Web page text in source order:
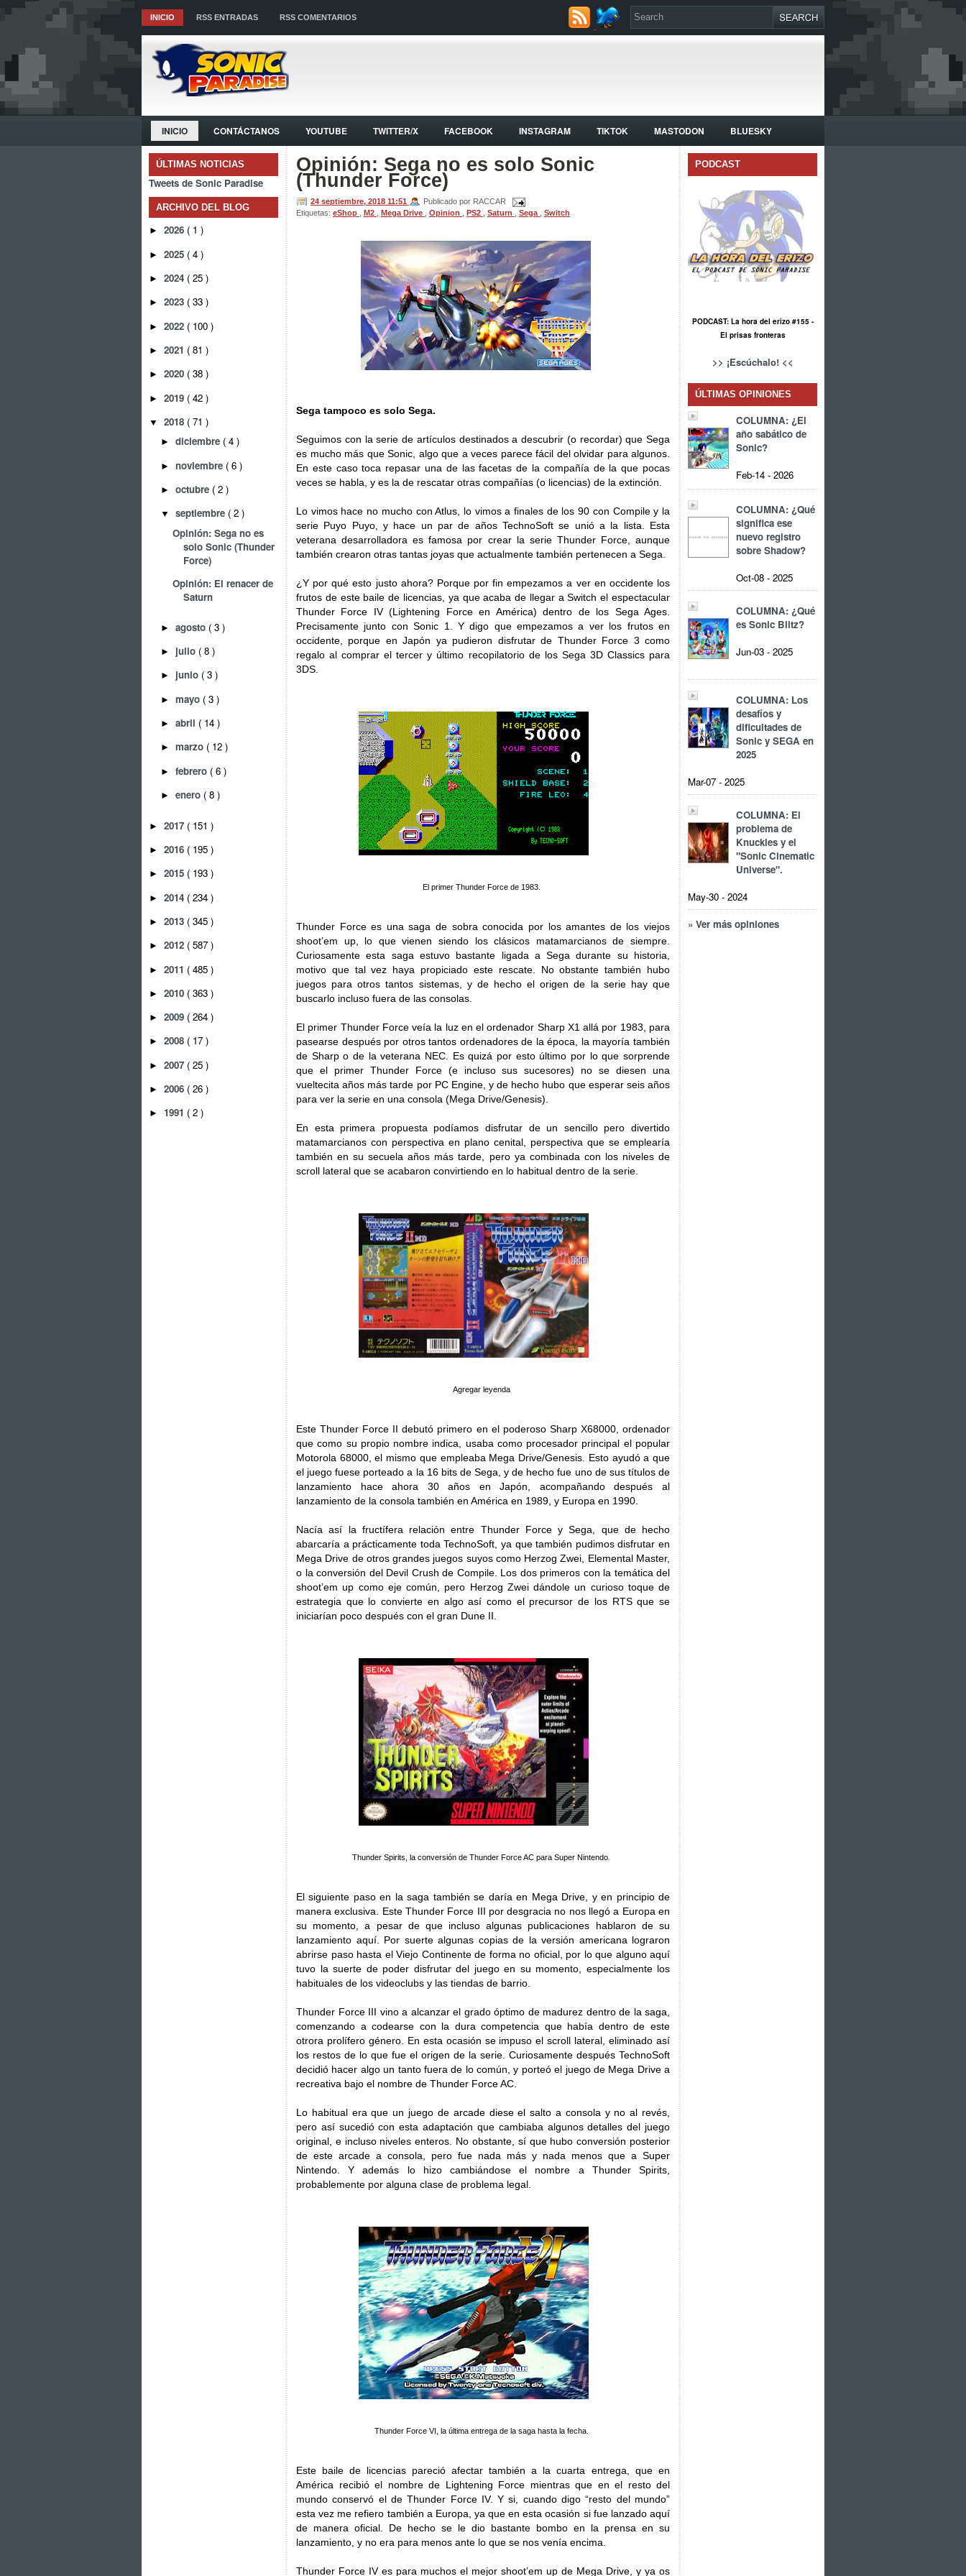
INICIO RSS ENTRADAS RSS COMENTARIOS
INICIO CONTÁCTANOS YOUTUBE TWITTER/X FACEBOOK INSTAGRAM TIKTOK MASTODON BLUESKY
ÚLTIMAS NOTICIAS
Tweets de Sonic Paradise
ARCHIVO DEL BLOG
► 2026 ( 1 )
► 2025 ( 4 )
► 2024 ( 25 )
► 2023 ( 33 )
► 2022 ( 100 )
► 2021 ( 81 )
► 2020 ( 38 )
► 2019 ( 42 )
▼ 2018 ( 71 )
► diciembre ( 4 )
► noviembre ( 6 )
► octubre ( 2 )
▼ septiembre ( 2 )
Opinión: Sega no es
solo Sonic (Thunder
Force)
Opinión: El renacer de
Saturn
► agosto ( 3 )
► julio ( 8 )
► junio ( 3 )
► mayo ( 3 )
► abril ( 14 )
► marzo ( 12 )
► febrero ( 6 )
► enero ( 8 )
► 2017 ( 151 )
► 2016 ( 195 )
► 2015 ( 193 )
► 2014 ( 234 )
► 2013 ( 345 )
► 2012 ( 587 )
► 2011 ( 485 )
► 2010 ( 363 )
► 2009 ( 264 )
► 2008 ( 17 )
► 2007 ( 25 )
► 2006 ( 26 )
► 1991 ( 2 )
Opinión: Sega no es solo Sonic
(Thunder Force)
24 septiembre, 2018 11:51
Publicado por RACCAR
Etiquetas: eShop M2 Mega Drive Opinion PS2 Saturn Sega Switch
Sega tampoco es solo Sega.
Seguimos con la serie de artículos destinados a descubrir (o recordar) que Sega
es mucho más que Sonic, algo que a veces parece fácil del olvidar para algunos.
En este caso toca repasar una de las facetas de la compañía de la que pocas
veces se habla, y es la de rescatar otras compañías (o licencias) de la extinción.
Lo vimos hace no mucho con Atlus, lo vimos a finales de los 90 con Compile y la
serie Puyo Puyo, y hace un par de años TechnoSoft se unió a la lista. Esta
veterana desarrolladora es famosa por crear la serie Thunder Force, aunque
también crearon otras tantas joyas que actualmente también pertenecen a Sega.
¿Y por qué esto justo ahora? Porque por fin empezamos a ver en occidente los
frutos de este baile de licencias, ya que acaba de llegar a Switch el espectacular
Thunder Force IV (Lightening Force en América) dentro de los Sega Ages.
Precisamente junto con Sonic 1. Y digo que empezamos a ver los frutos en
occidente, porque en Japón ya pudieron disfrutar de Thunder Force 3 como
regalo al comprar el tercer y último recopilatorio de los Sega 3D Classics para
3DS.
El primer Thunder Force de 1983.
Thunder Force es una saga de sobra conocida por los amantes de los viejos
shoot’em up, lo que vienen siendo los clásicos matamarcianos de siempre.
Curiosamente esta saga estuvo bastante ligada a Sega durante su historia,
motivo que tal vez haya propiciado este rescate. No obstante también hubo
juegos para otros tantos sistemas, y de hecho el origen de la serie hay que
buscarlo incluso fuera de las consolas.
El primer Thunder Force veía la luz en el ordenador Sharp X1 allá por 1983, para
pasearse después por otros tantos ordenadores de la época, la mayoría también
de Sharp o de la veterana NEC. Es quizá por esto último por lo que sorprende
que el primer Thunder Force (e incluso sus sucesores) no se diesen una
vueltecita años más tarde por PC Engine, y de hecho hubo que esperar seis años
para ver la serie en una consola (Mega Drive/Genesis).
En esta primera propuesta podíamos disfrutar de un sencillo pero divertido
matamarcianos con perspectiva en plano cenital, perspectiva que se emplearía
también en su secuela años más tarde, pero ya combinada con los niveles de
scroll lateral que se acabaron convirtiendo en lo habitual dentro de la serie.
Agregar leyenda
Este Thunder Force II debutó primero en el poderoso Sharp X68000, ordenador
que como su propio nombre indica, usaba como procesador principal el popular
Motorola 68000, el mismo que empleaba Mega Drive/Genesis. Esto ayudó a que
el juego fuese porteado a la 16 bits de Sega, y de hecho fue uno de sus títulos de
lanzamiento hace ahora 30 años en Japón, acompañando después al
lanzamiento de la consola también en América en 1989, y Europa en 1990.
Nacía así la fructífera relación entre Thunder Force y Sega, que de hecho
abarcaría a prácticamente toda TechnoSoft, ya que también pudimos disfrutar en
Mega Drive de otros grandes juegos suyos como Herzog Zwei, Elemental Master,
o la conversión del Devil Crush de Compile. Los dos primeros con la temática del
shoot’em up como eje común, pero Herzog Zwei dándole un curioso toque de
estrategia que lo convierte en algo así como el precursor de los RTS que se
iniciarían poco después con el gran Dune II.
Thunder Spirits, la conversión de Thunder Force AC para Super Nintendo.
El siguiente paso en la saga también se daría en Mega Drive, y en principio de
manera exclusiva. Este Thunder Force III por desgracia no nos llegó a Europa en
su momento, a pesar de que incluso algunas publicaciones hablaron de su
lanzamiento aquí. Por suerte algunas copias de la versión americana lograron
abrirse paso hasta el Viejo Continente de forma no oficial, por lo que alguno aquí
tuvo la suerte de poder disfrutar del juego en su momento, especialmente los
habituales de los videoclubs y las tiendas de barrio.
Thunder Force III vino a alcanzar el grado óptimo de madurez dentro de la saga,
comenzando a codearse con la dura competencia que había dentro de este
otrora prolífero género. En esta ocasión se impuso el scroll lateral, eliminado así
los restos de lo que fue el origen de la serie. Curiosamente después TechnoSoft
decidió hacer algo un tanto fuera de lo común, y porteó el juego de Mega Drive a
recreativa bajo el nombre de Thunder Force AC.
Lo habitual era que un juego de arcade diese el salto a consola y no al revés,
pero así sucedió con esta adaptación que cambiaba algunos detalles del juego
original, e incluso niveles enteros. No obstante, sí que hubo conversión posterior
de este arcade a consola, pero fue nada más y nada menos que a Super
Nintendo. Y además lo hizo cambiándose el nombre a Thunder Spirits,
probablemente por alguna clase de problema legal.
Thunder Force VI, la última entrega de la saga hasta la fecha.
Este baile de licencias pareció afectar también a la cuarta entrega, que en
América recibió el nombre de Lightening Force mientras que en el resto del
mundo conservó el de Thunder Force IV. Y si, cuando digo “resto del mundo”
esta vez me refiero también a Europa, ya que en esta ocasión si fue lanzado aquí
de manera oficial. De hecho se le dio bastante bombo en la prensa en su
lanzamiento, y no era para menos ante lo que se nos venía encima.
Thunder Force IV es para muchos el mejor shoot’em up de Mega Drive, y ya os
PODCAST
PODCAST: La hora del erizo #155 -
El prisas fronteras
>> ¡Escúchalo! <<
ÚLTIMAS OPINIONES
COLUMNA: ¿El
año sabático de
Sonic?
Feb-14 - 2026
COLUMNA: ¿Qué
significa ese
nuevo registro
sobre Shadow?
Oct-08 - 2025
COLUMNA: ¿Qué
es Sonic Blitz?
Jun-03 - 2025
COLUMNA: Los
desafíos y
dificultades de
Sonic y SEGA en
2025
Mar-07 - 2025
COLUMNA: El
problema de
Knuckles y el
"Sonic Cinematic
Universe".
May-30 - 2024
» Ver más opiniones